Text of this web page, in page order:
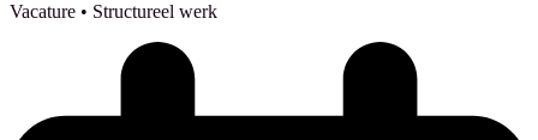
Vacature • Structureel werk